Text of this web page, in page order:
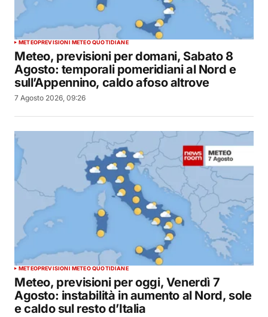
METEOPREVISIONI METEO QUOTIDIANE
Meteo, previsioni per domani, Sabato 8
Agosto: temporali pomeridiani al Nord e
sull’Appennino, caldo afoso altrove
7 Agosto 2026, 09:26
METEOPREVISIONI METEO QUOTIDIANE
Meteo, previsioni per oggi, Venerdì 7
Agosto: instabilità in aumento al Nord, sole
e caldo sul resto d’Italia